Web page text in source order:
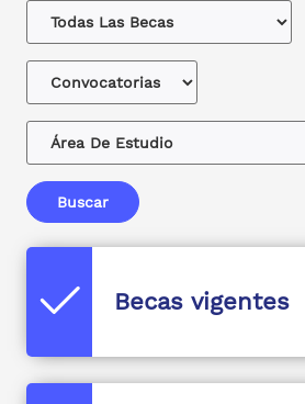
Buscar
Becas vigentes